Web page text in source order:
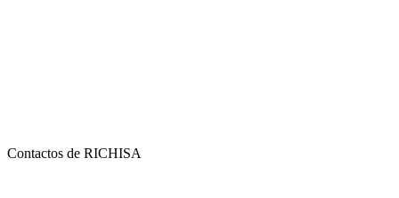
Contactos de RICHISA